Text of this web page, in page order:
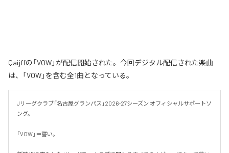
Qaijffの「VOW」が配信開始された。今回デジタル配信された楽曲
は、「VOW」を含む全1曲となっている。
Jリーグクラブ「名古屋グランパス」2026-27シーズン オフィシャルサポートソ
ング。
「VOW」＝誓い。